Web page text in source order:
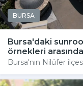
BURSA
Bursa'daki
örnekleri
Bursa'nın Nilüfer